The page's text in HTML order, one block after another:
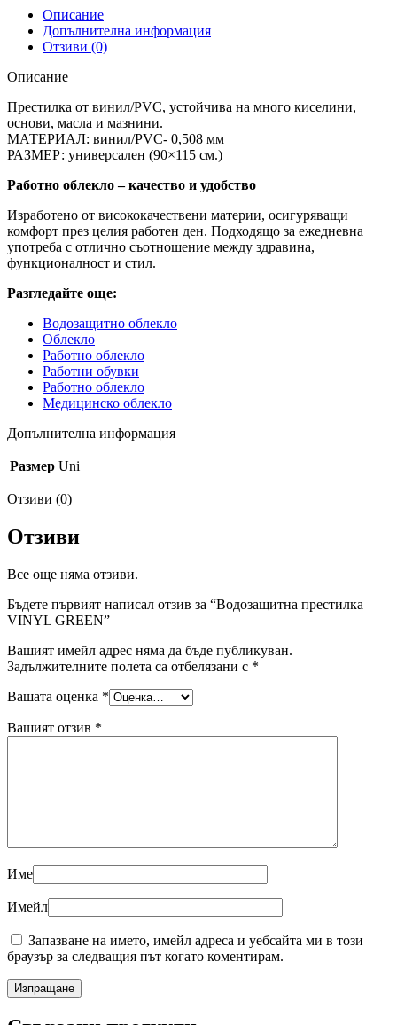
Описание
Допълнителна информация
Отзиви (0)
Описание
Престилка от винил/PVC, устойчивa на много киселини,
основи, масла и мазнини.
МАТЕРИАЛ: винил/PVC- 0,508 мм
РАЗМЕР: универсален (90×115 см.)
Работно облекло – качество и удобство
Изработено от висококачествени материи, осигуряващи
комфорт през целия работен ден. Подходящо за ежедневна
употреба с отлично съотношение между здравина,
функционалност и стил.
Разгледайте още:
Водозащитно облекло
Облекло
Работно облекло
Работни обувки
Работно облекло
Медицинско облекло
Допълнителна информация
Размер Uni
Отзиви (0)
Отзиви
Все още няма отзиви.
Бъдете първият написал отзив за “Водозащитна престилка
VINYL GREEN”
Вашият имейл адрес няма да бъде публикуван.
Задължителните полета са отбелязани с *
Вашата оценка *
Вашият отзив *
Име
Имейл
Запазване на името, имейл адреса и уебсайта ми в този
браузър за следващия път когато коментирам.